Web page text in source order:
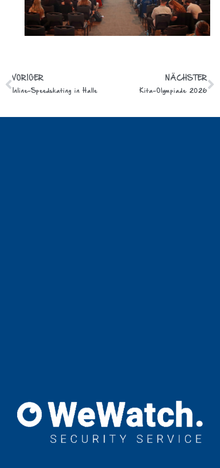
VORIGER
Inline-Speedskating in Halle
NÄCHSTER
Kita-Olympiade 2026